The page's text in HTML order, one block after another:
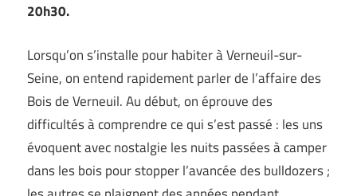
20h30.
Lorsqu’on s’installe pour habiter à Verneuil-sur-
Seine, on entend rapidement parler de l’affaire des
Bois de Verneuil. Au début, on éprouve des
difficultés à comprendre ce qui s’est passé : les uns
évoquent avec nostalgie les nuits passées à camper
dans les bois pour stopper l’avancée des bulldozers ;